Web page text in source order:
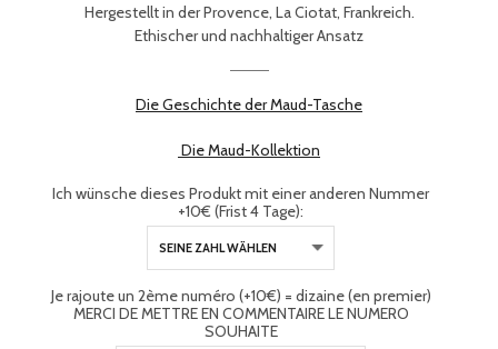
Hergestellt in der Provence, La Ciotat, Frankreich.
Ethischer und nachhaltiger Ansatz
Die Geschichte der Maud-Tasche
Die Maud-Kollektion
Ich wünsche dieses Produkt mit einer anderen Nummer
+10€ (Frist 4 Tage):
Je rajoute un 2ème numéro (+10€) = dizaine (en premier)
MERCI DE METTRE EN COMMENTAIRE LE NUMERO
SOUHAITE